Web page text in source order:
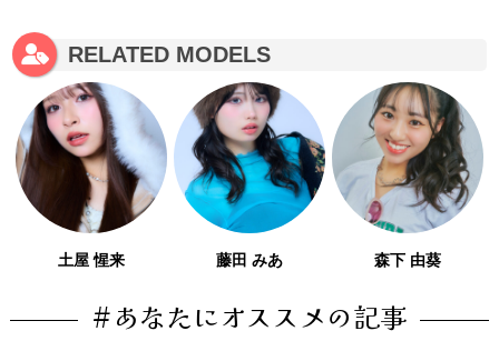
RELATED MODELS
土屋 惺来 藤田 みあ 森下 由葵
#あなたにオススメの記事